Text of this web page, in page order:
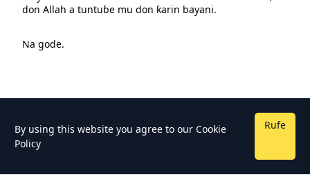
don Allah a tuntuɓe mu don ƙarin bayani.
Na gode.
By using this website you agree to our Cookie
Policy
Rufe